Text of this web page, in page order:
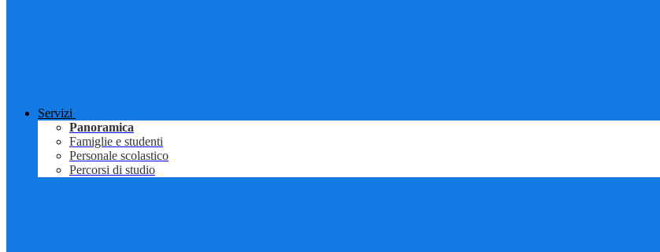
Servizi
Panoramica
Famiglie e studenti
Personale scolastico
Percorsi di studio